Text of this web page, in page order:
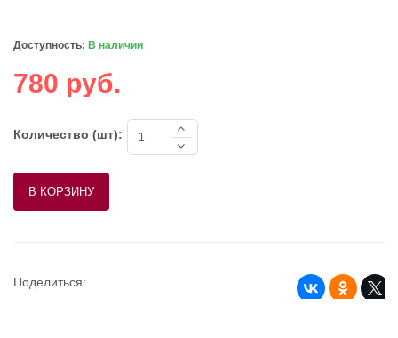
Доступность: В наличии
780 руб.
Количество (шт):
Поделиться: